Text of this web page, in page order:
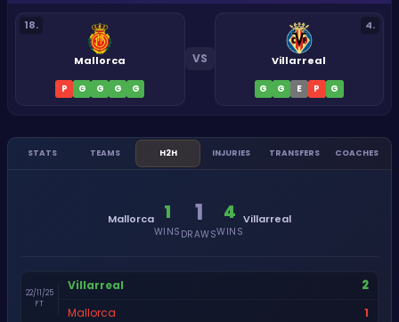
18.
Mallorca
P G G G G
VS
4.
Villarreal
G G E P G
STATS TEAMS H2H INJURIES TRANSFERS COACHES
Mallorca 1
WINS
1
DRAWS
4
WINS
Villarreal
22/11/25
FT
Villarreal 2
Mallorca 1